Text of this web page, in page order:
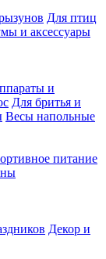
Для птиц
и аксессуары
и
Для бритья и
Весы напольные
питание
Декор и